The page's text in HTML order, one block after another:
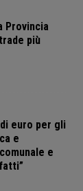
Provincia
più
euro per gli
e
e